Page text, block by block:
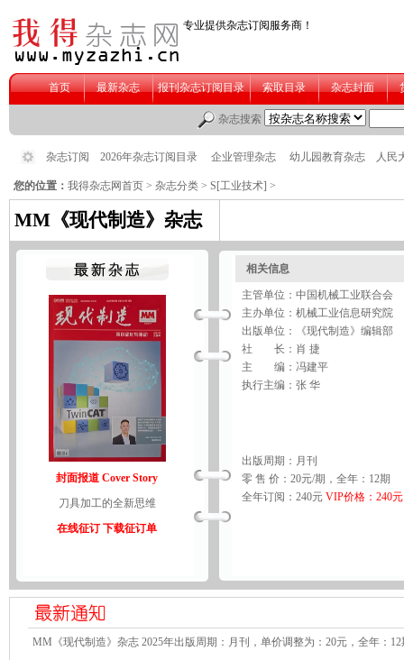
您的位置： 我得杂志网首页 > 杂志分类 > S[工业技术] >
MM《现代制造》杂志
封面报道 Cover Story
刀具加工的全新思维
在线征订 下载征订单
相关信息
主管单位：中国机械工业联合会
主办单位：机械工业信息研究院
出版单位：《现代制造》编辑部
社 长：肖 捷
主 编：冯建平
执行主编：张 华
出版周期：月刊
零 售 价：20元/期，全年：12期
全年订阅：240元 VIP价格：240元
MM《现代制造》杂志 2025年出版周期：月刊，单价调整为：20元，全年：